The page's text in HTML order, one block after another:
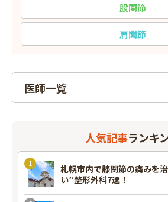
股関節
肩関節
医師一覧
人気記事ランキ
札幌市内で膝関節の痛みを
い”整形外科7選！